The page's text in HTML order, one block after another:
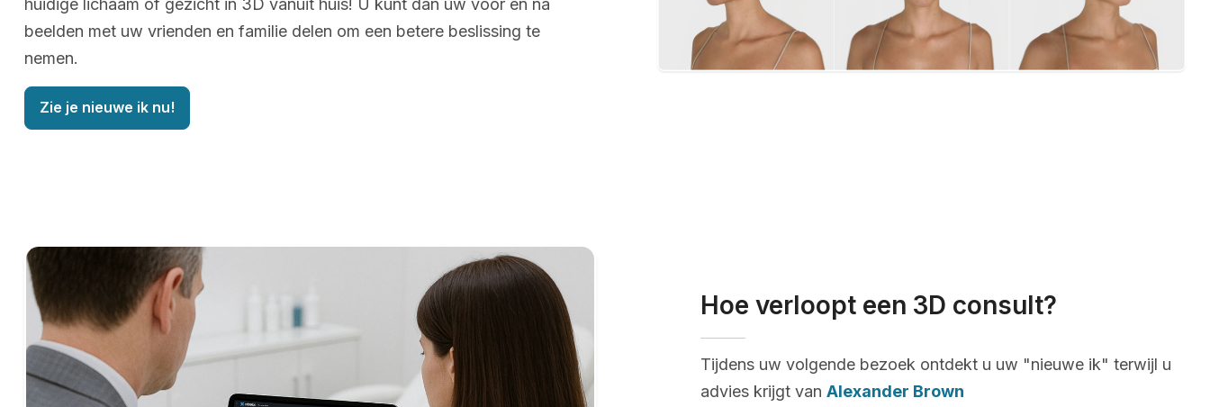
beelden met uw vrienden en familie delen om een betere beslissing te
nemen.
Zie je nieuwe ik nu!
Hoe verloopt een 3D consult?
Tijdens uw volgende bezoek ontdekt u uw "nieuwe ik" terwijl u
advies krijgt van Alexander Brown